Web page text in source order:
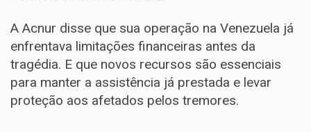
A Acnur disse que sua operação na Venezuela já
enfrentava limitações financeiras antes da
tragédia. E que novos recursos são essenciais
para manter a assistência já prestada e levar
proteção aos afetados pelos tremores.